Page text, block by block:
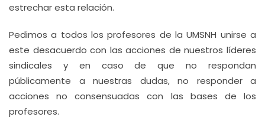
estrechar esta relación.
Pedimos a todos los profesores de la UMSNH unirse a
este desacuerdo con las acciones de nuestros líderes
sindicales y en caso de que no respondan
públicamente a nuestras dudas, no responder a
acciones no consensuadas con las bases de los
profesores.